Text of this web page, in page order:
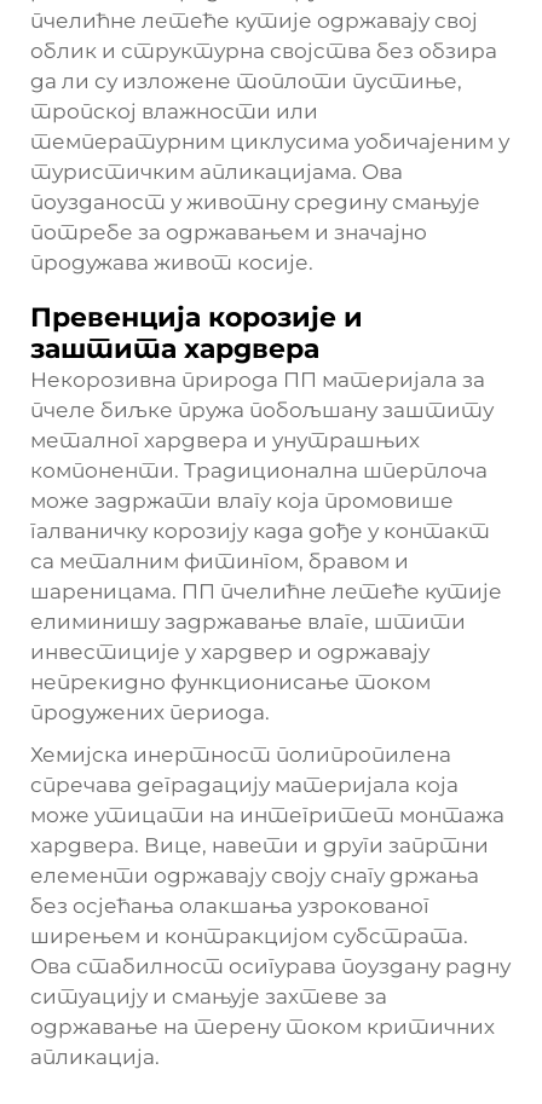
пчелићне летеће кутије одржавају свој
облик и структурна својства без обзира
да ли су изложене топлоти пустиње,
тропској влажности или
температурним циклусима уобичајеним у
туристичким апликацијама. Ова
поузданост у животну средину смањује
потребе за одржавањем и значајно
продужава живот косије.
Превенција корозије и
заштита хардвера
Некорозивна природа ПП материјала за
пчеле биљке пружа побољшану заштиту
металног хардвера и унутрашњих
компоненти. Традиционална шперплоча
може задржати влагу која промовише
галваничку корозију када дође у контакт
са металним фитингом, бравом и
шареницама. ПП пчелићне летеће кутије
елиминишу задржавање влаге, штити
инвестиције у хардвер и одржавају
непрекидно функционисање током
продужених периода.
Хемијска инертност полипропилена
спречава деградацију материјала која
може утицати на интегритет монтажа
хардвера. Вице, навети и други запртни
елементи одржавају своју снагу држања
без осјећања олакшања узрокованог
ширењем и контракцијом субстрата.
Ова стабилност осигурава поуздану радну
ситуацију и смањује захтеве за
одржавање на терену током критичних
апликација.